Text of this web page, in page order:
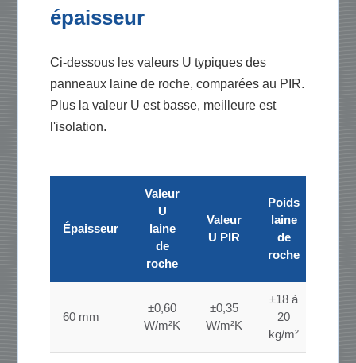
épaisseur
Ci-dessous les valeurs U typiques des
panneaux laine de roche, comparées au PIR.
Plus la valeur U est basse, meilleure est
l'isolation.
Épaisseur
Valeur
U
laine
de
roche
Valeur
U PIR
Poids
laine
de
roche
60 mm
±0,60
W/m²K
±0,35
W/m²K
±18 à
20
kg/m²